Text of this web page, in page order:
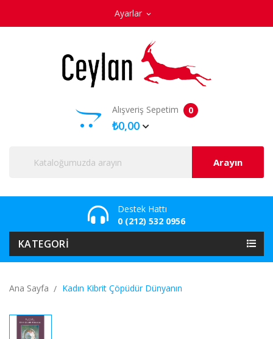
Ayarlar expand_more
Alışveriş Sepetim 0
₺0,00
Arayın
Destek Hattı
0 (212) 532 0956
KATEGORI
Ana Sayfa Kadın Kibrit Çöpüdür Dünyanın